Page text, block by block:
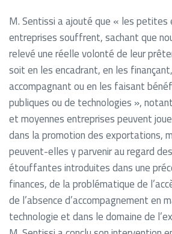
M. Sentissi a ajouté que « les petites
entreprises souffrent, sachant que
relevé une réelle volonté de leur
soit en les encadrant, en les
accompagnant ou en les faisant
publiques ou de technologies »,
et moyennes entreprises peuvent
dans la promotion des exportations,
peuvent-elles y parvenir au regard
étouffantes introduites dans une
finances, de la problématique de
de l’absence d’accompagnement en
technologie et dans le domaine de